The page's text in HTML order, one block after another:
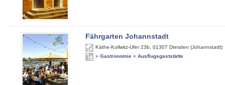
Fährgarten Johannstadt
Käthe-Kollwitz-Ufer 23b 01307 Dresden (Johannstadt)
» Gastronomie » Ausflugsgaststätte